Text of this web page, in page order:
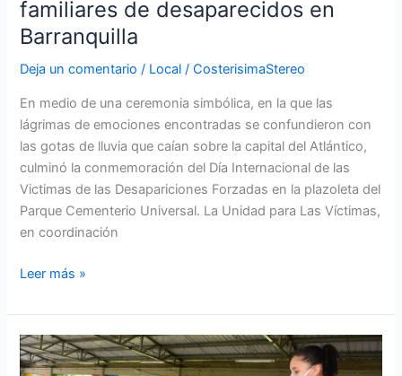
familiares de desaparecidos en
Barranquilla
Deja un comentario / Local /CosterisimaStereo
En medio de una ceremonia simbólica, en la que las
lágrimas de emociones encontradas se confundieron con
las gotas de lluvia que caían sobre la capital del Atlántico,
culminó la conmemoración del Día Internacional de las
Victimas de las Desapariciones Forzadas en la plazoleta del
Parque Cementerio Universal. La Unidad para Las Víctimas,
en coordinación
Leer más »
Gobernacion
del